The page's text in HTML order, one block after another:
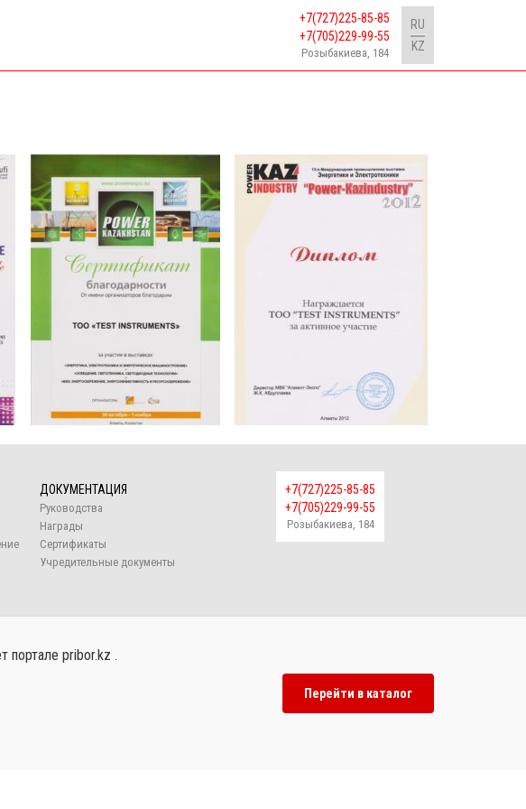
+7(727)225-85-85
+7(705)229-99-55
Розыбакиева, 184
RU
KZ
ДОКУМЕНТАЦИЯ
Руководства
Награды
Сертификаты
Учредительные документы
+7(727)225-85-85
+7(705)229-99-55
Розыбакиева, 184
портале pribor.kz .
Перейти в каталог